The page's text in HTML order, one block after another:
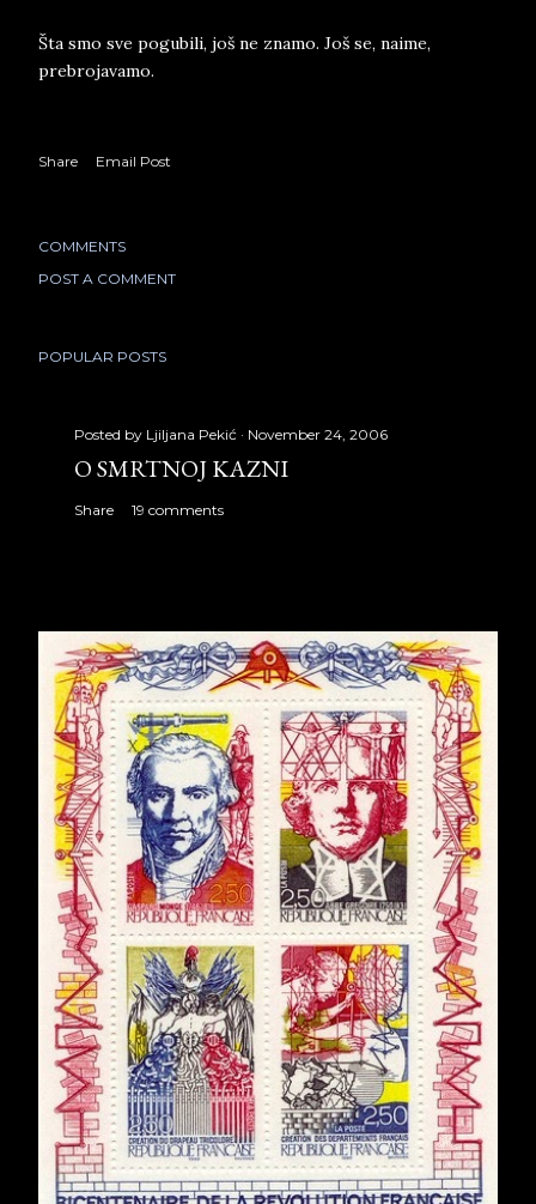
Šta smo sve pogubili, još ne znamo. Još se, naime,
prebrojavamo.
Share Email Post
COMMENTS
POST A COMMENT
POPULAR POSTS
Posted by Ljiljana Pekić November 24, 2006
O SMRTNOJ KAZNI
Share 19 comments